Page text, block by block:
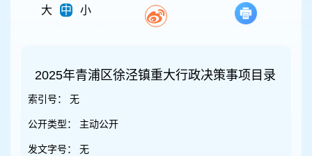
大
中 小
2025年青浦区徐泾镇重大行政决策事项目录
索引号： 无
公开类型： 主动公开
发文字号： 无